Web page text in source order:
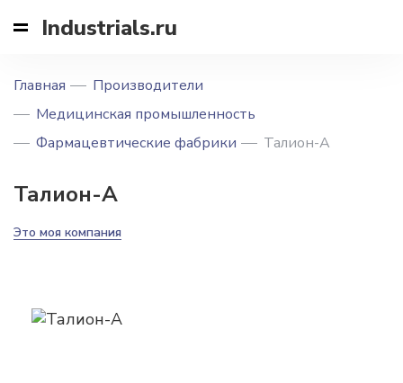
Industrials.ru
Главная
Производители
Медицинская промышленность
Фармацевтические фабрики
Талион-А
Талион-А
Это моя компания